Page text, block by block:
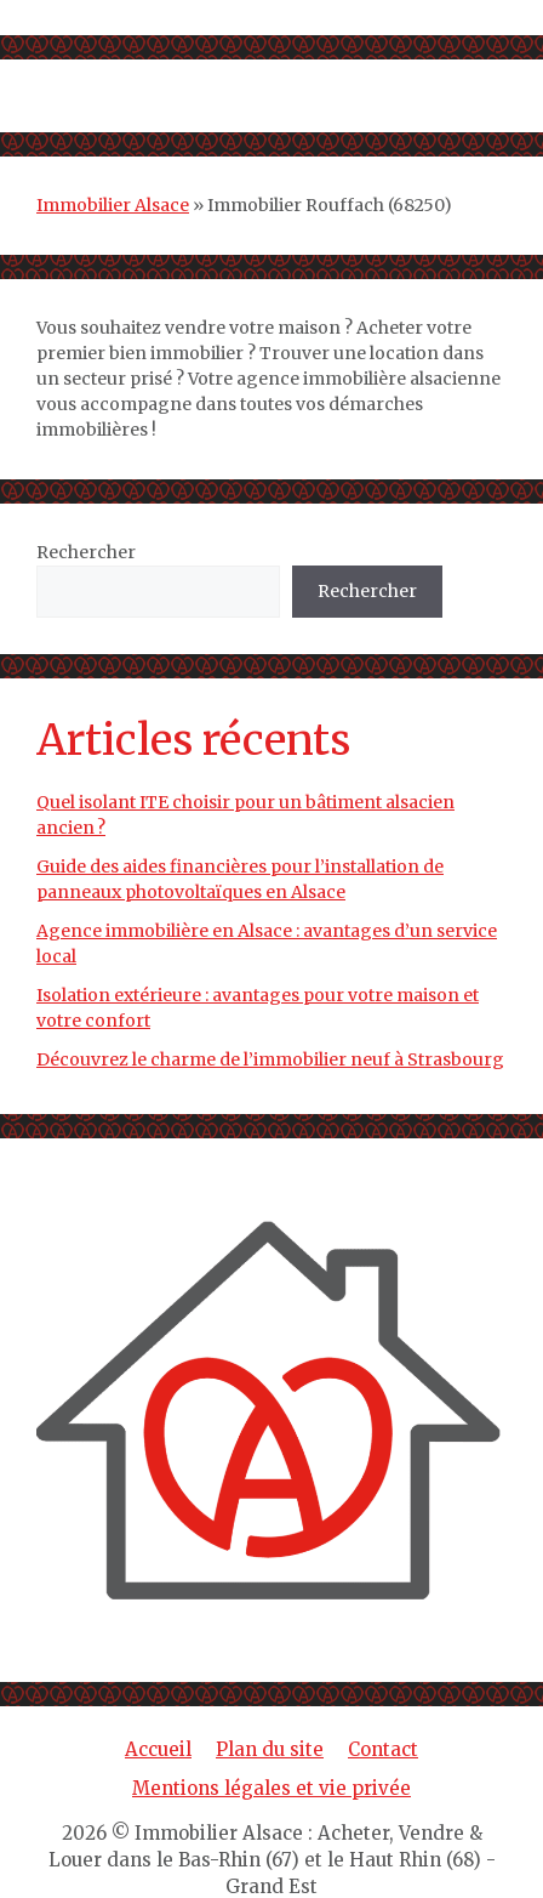
Immobilier Alsace »Immobilier Rouffach (68250)
Vous souhaitez vendre votre maison ? Acheter votre
premier bien immobilier ? Trouver une location dans
un secteur prisé ? Votre agence immobilière alsacienne
vous accompagne dans toutes vos démarches
immobilières !
Rechercher
Rechercher
Articles récents
Quel isolant ITE choisir pour un bâtiment alsacien
ancien ?
Guide des aides financières pour l’installation de
panneaux photovoltaïques en Alsace
Agence immobilière en Alsace : avantages d’un service
local
Isolation extérieure : avantages pour votre maison et
votre confort
Découvrez le charme de l’immobilier neuf à Strasbourg
Accueil Plan du site
Contact
Mentions légales et vie privée
2026 © Immobilier Alsace : Acheter, Vendre &
Louer dans le Bas-Rhin (67) et le Haut Rhin (68) -
Grand Est